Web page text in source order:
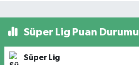
Süper Lig Puan Durumu
Süper Lig